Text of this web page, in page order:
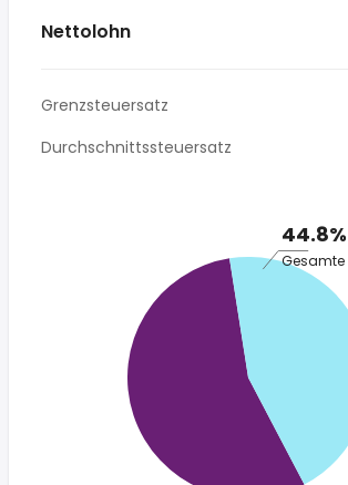
Nettolohn
Grenzsteuersatz
Durchschnittssteuersatz
44.8%